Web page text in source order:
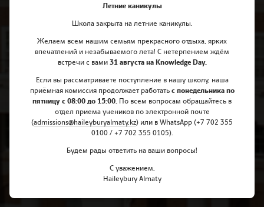
Наби принят в престижный
колледж Франклина и
Маршалла со стипендией за
заслуги
Летние каникулы
Школа закрыта на летние каникулы.
Желаем всем нашим семьям прекрасного отдыха, ярких
впечатлений и незабываемого лета! С нетерпением ждём
встречи с вами 31 августа на Knowledge Day.
Если вы рассматриваете поступление в нашу школу, наша
приёмная комиссия продолжает работать с понедельника по
пятницу с 08:00 до 15:00. По всем вопросам обращайтесь в
отдел приема учеников по электронной почте
(admissions@haileyburyalmaty. kz) или в WhatsApp (+7 702 355
0100 / +7 702 355 0105).
Будем рады ответить на ваши вопросы!
С уважением,
Haileybury Almaty